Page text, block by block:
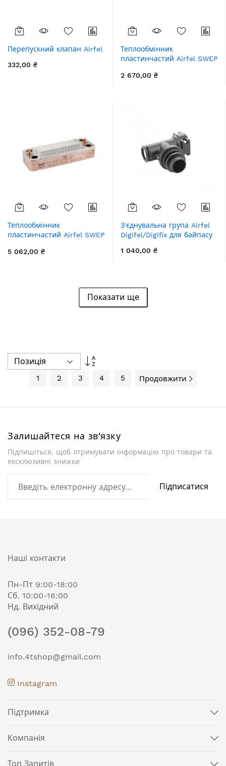
Перепускний клапан Airfel
332,00 ₴
Теплообмінник
пластинчастий Airfel SWEP
2 670,00 ₴
Теплообмінник
пластинчастий Airfel SWEP
5 062,00 ₴
З'єднувальна група Airfel
Digifel/Digifix для байпасу
1 040,00 ₴
Показати ще
Сортувати
порядку
1 2 3 4 5 Продовжити
Залишайтеся на зв'язку
Підпишіться, щоб отримувати інформацію про товари та
ексклюзивні знижки
Підписатися
Наші контакти
Пн-Пт 9:00-18:00
Сб. 10:00-16:00
Нд. Вихідний
(096) 352-08-79
info.4tshop@gmail.com
Instagram
Підтримка
Компанія
Топ Запитів